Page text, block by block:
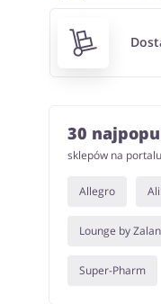
30
sklepów na
Allegro
Lounge by
Super-Pharm